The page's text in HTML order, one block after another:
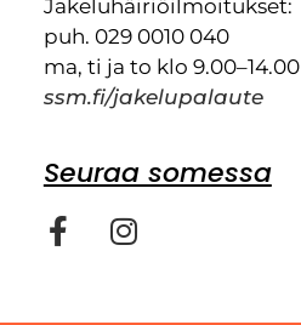
Jakeluhäiriöilmoitukset:
puh. 029 0010 040
ma, ti ja to klo 9.00–14.00
ssm.fi/jakelupalaute
Seuraa somessa